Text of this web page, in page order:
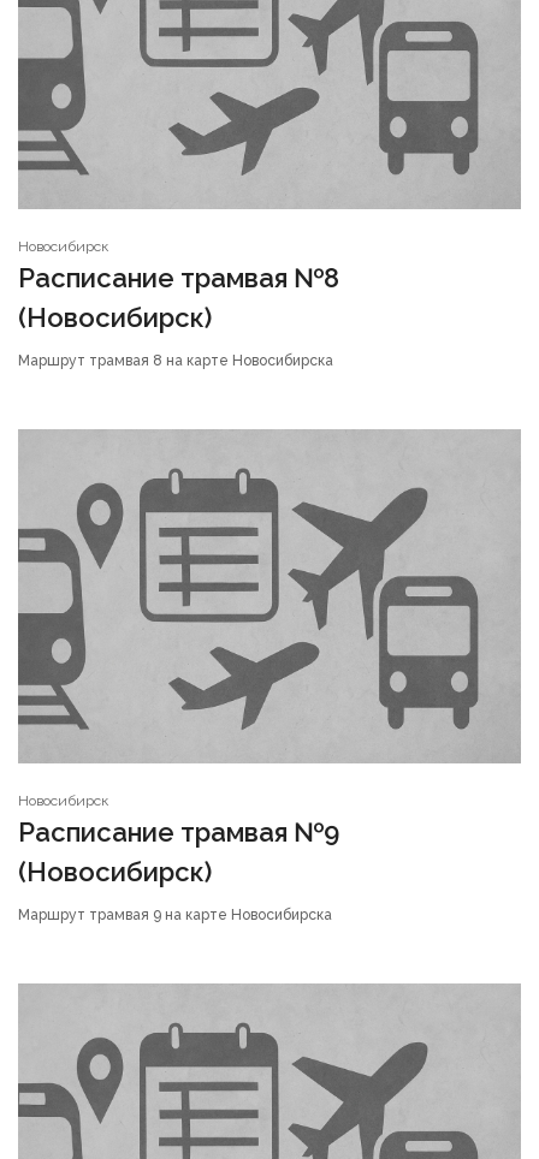
Новосибирск
Расписание трамвая №8
(Новосибирск)
Маршрут трамвая 8 на карте Новосибирска
Новосибирск
Расписание трамвая №9
(Новосибирск)
Маршрут трамвая 9 на карте Новосибирска